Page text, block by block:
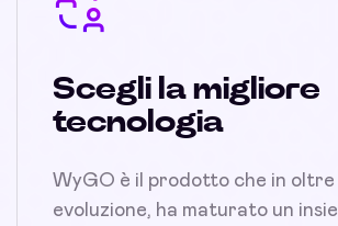
Scegli la migliore
tecnologia
WyGO è il prodotto che in oltre
evoluzione, ha maturato un